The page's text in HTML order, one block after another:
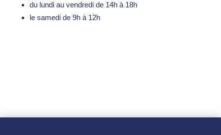
du lundi au vendredi de 14h à 18h
le samedi de 9h à 12h